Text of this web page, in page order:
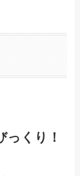
っくり！